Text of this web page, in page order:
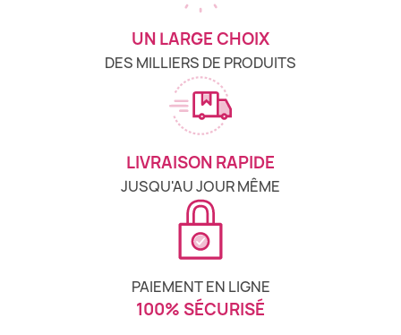
UN LARGE CHOIX
DES MILLIERS DE PRODUITS
LIVRAISON RAPIDE
JUSQU'AU JOUR MÊME
PAIEMENT EN LIGNE
100% SÉCURISÉ